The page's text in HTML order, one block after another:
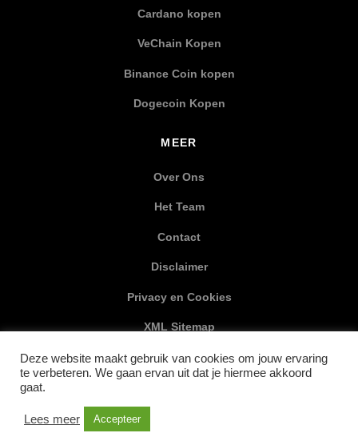
Cardano kopen
VeChain Kopen
Binance Coin kopen
Dogecoin Kopen
MEER
Over Ons
Het Team
Contact
Disclaimer
Privacy en Cookies
XML Sitemap
SOCIAL MEDIA
Deze website maakt gebruik van cookies om jouw ervaring
te verbeteren. We gaan ervan uit dat je hiermee akkoord
gaat.
Lees meer Accepteer